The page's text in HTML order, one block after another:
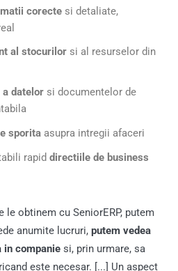
corecte si detaliate,
al stocurilor si al resurselor din
a datelor si documentelor de
sporita asupra intregii afaceri
rapid directiile de business
le obtinem cu SeniorERP, putem
anumite lucruri, putem vedea
companie si, prin urmare, sa
este necesar. [...] Un aspect